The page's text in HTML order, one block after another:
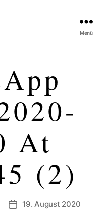
Menü
At
(2)
Veröffentlichungsdatum
19. August 2020